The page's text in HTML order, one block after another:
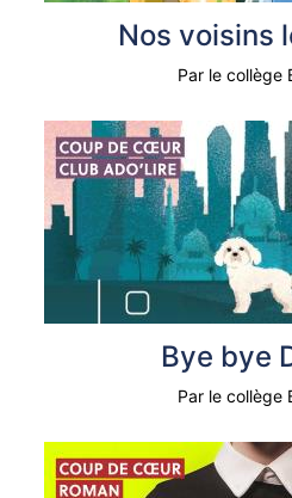
Dons et troc de livres
Nos voisins
Par le collège
Bye bye
Par le collège